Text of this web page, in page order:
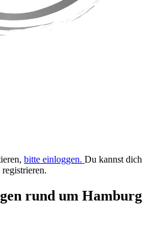
bitte einloggen. Du kannst dich
rund um Hamburg